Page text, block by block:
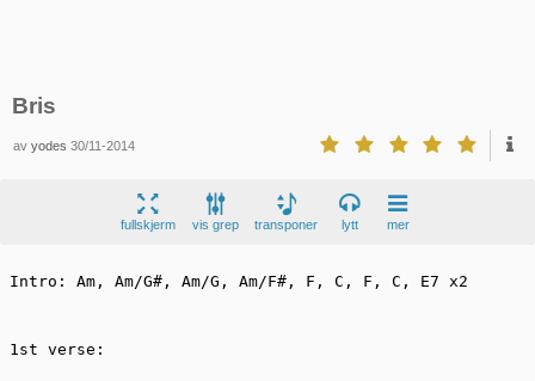
Bris
avyodes 30/11-2014
fullskjerm vis grep transponer lytt mer
Intro: Am, Am/G#, Am/G, Am/F#, F, C, F, C, E7 x2
1st verse: